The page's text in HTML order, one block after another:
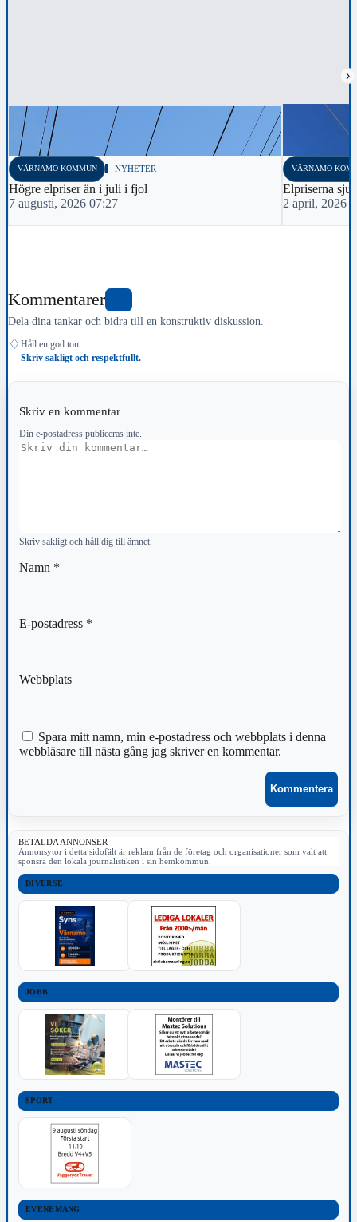
›
VÄRNAMO KOMMUN NYHETER
Högre elpriser än i juli i fjol
7 augusti, 2026 07:27
VÄRNAMO
Elpriserna
2 april, 2026
Kommentarer
Dela dina tankar och bidra till en konstruktiv diskussion.
♢ Håll en god ton.
Skriv sakligt och respektfullt.
Skriv en kommentar
Din e-postadress publiceras inte.
Kommentar
Skriv sakligt och håll dig till ämnet.
Namn *
E-postadress *
Webbplats
Spara mitt namn, min e-postadress och webbplats i denna
webbläsare till nästa gång jag skriver en kommentar.
BETALDA ANNONSER
Annonsytor i detta sidofält är reklam från de företag och organisationer som valt att
sponsra den lokala journalistiken i sin hemkommun.
DIVERSE
JOBB
SPORT
EVENEMANG